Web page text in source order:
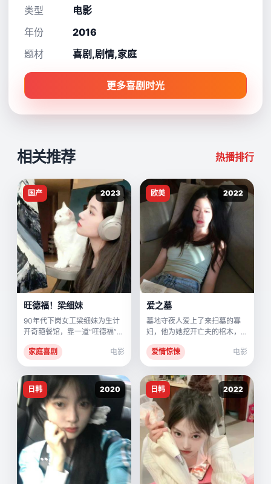
类型
电影
年份
2016
题材
喜剧,剧情,家庭
更多喜剧时光
相关推荐 热播排行
2023
国产
旺德福！梁细妹
90年代下岗女工梁细妹为生计
开奇葩餐馆，靠一道“旺德福”乱
炖征服整条街。
家庭喜剧
电影
2022
欧美
爱之墓
墓地守夜人爱上了来扫墓的寡
妇，他为她挖开亡夫的棺木，
却发现里面葬着另一个自己。
爱情惊悚
电影
2020
日韩 2022
日韩